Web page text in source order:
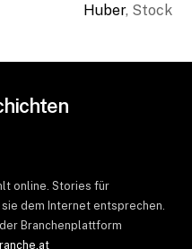
Huber, Stock
online. Stories für
dem Internet entsprechen.
Branchenplattform